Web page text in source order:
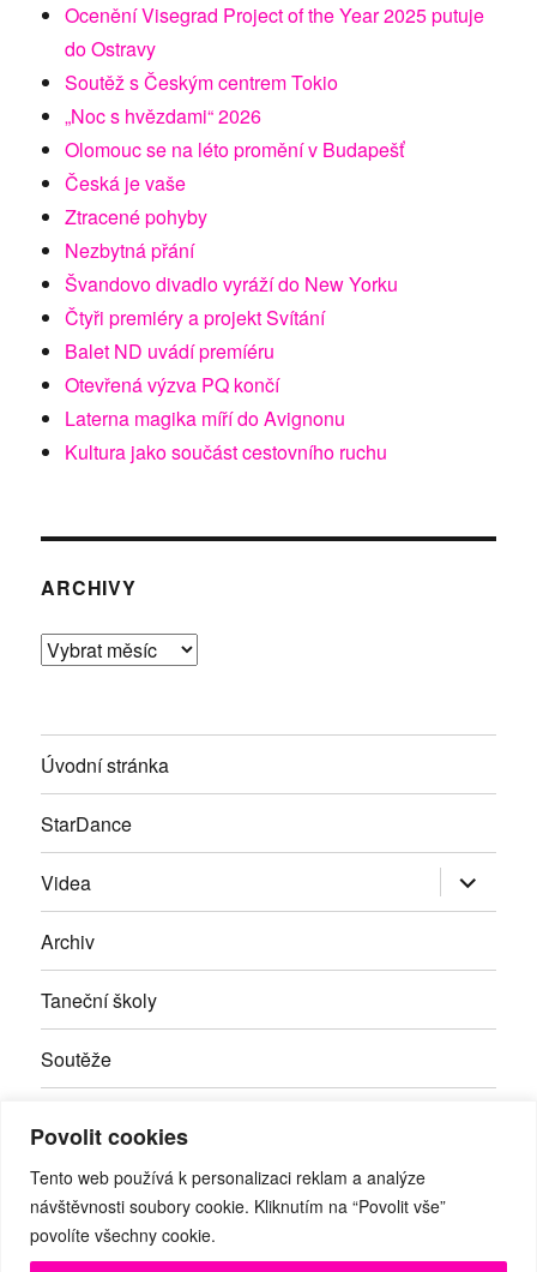
Povolit cookies
Tento web používá k personalizaci reklam a analýze
návštěvnosti soubory cookie. Kliknutím na “Povolit vše”
povolíte všechny cookie.
Ocenění Visegrad Project of the Year 2025 putuje
do Ostravy
Soutěž s Českým centrem Tokio
„Noc s hvězdami“ 2026
Olomouc se na léto promění v Budapešť
Česká je vaše
Ztracené pohyby
Nezbytná přání
Švandovo divadlo vyráží do New Yorku
Čtyři premiéry a projekt Svítání
Balet ND uvádí premíéru
Otevřená výzva PQ končí
Laterna magika míří do Avignonu
Kultura jako součást cestovního ruchu
ARCHIVY
Archivy
Úvodní stránka
StarDance
Videa Zobrazit
položky
Archiv
Taneční školy
Soutěže
Kontakty
Facebook
RSS Youtube